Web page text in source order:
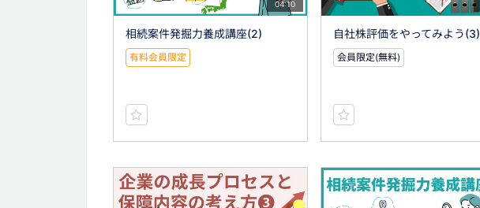
04:10
相続案件発掘力養成講座(2)
有料会員限定
自社株評価をやってみよう(3)
会員限定(無料)